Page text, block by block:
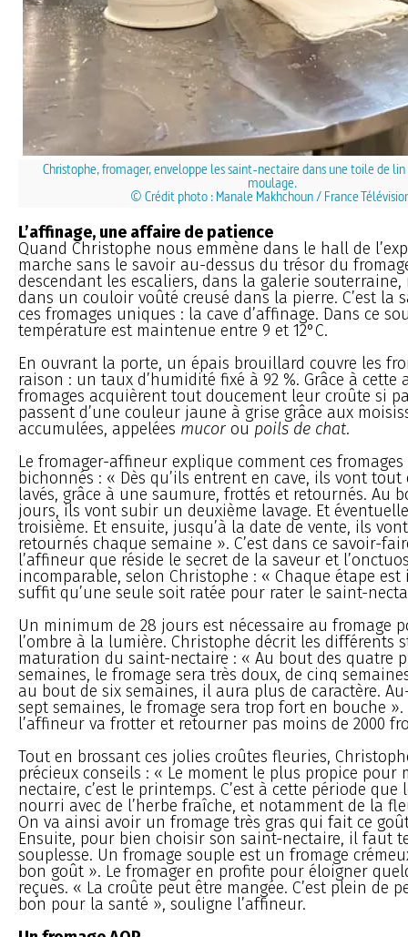
Christophe, fromager, enveloppe les saint-nectaire dans une toile de
moulage.
© Crédit photo : Manale Makhchoun / France
L’affinage, une affaire de patience
Quand Christophe nous emmène dans le hall de
marche sans le savoir au-dessus du trésor du
descendant les escaliers, dans la galerie
dans un couloir voûté creusé dans la pierre. C’est la
ces fromages uniques : la cave d’affinage. Dans ce
température est maintenue entre 9 et 12°C.
En ouvrant la porte, un épais brouillard couvre les
raison : un taux d’humidité fixé à 92 %. Grâce à cette
fromages acquièrent tout doucement leur croûte si
passent d’une couleur jaune à grise grâce aux
accumulées, appelées mucor ou poils de chat.
Le fromager-affineur explique comment ces
bichonnés : « Dès qu’ils entrent en cave, ils vont tout
lavés, grâce à une saumure, frottés et retournés. Au
jours, ils vont subir un deuxième lavage. Et
troisième. Et ensuite, jusqu’à la date de vente, ils
retournés chaque semaine ». C’est dans ce savoir-
l’affineur que réside le secret de la saveur et
incomparable, selon Christophe : « Chaque étape
suffit qu’une seule soit ratée pour rater le saint-
Un minimum de 28 jours est nécessaire au fromage
l’ombre à la lumière. Christophe décrit les différents
maturation du saint-nectaire : « Au bout des quatre
semaines, le fromage sera très doux, de cinq
au bout de six semaines, il aura plus de caractère.
sept semaines, le fromage sera trop fort en bouche
l’affineur va frotter et retourner pas moins de 2000
Tout en brossant ces jolies croûtes fleuries,
précieux conseils : « Le moment le plus propice pour
nectaire, c’est le printemps. C’est à cette période
nourri avec de l’herbe fraîche, et notamment de la
On va ainsi avoir un fromage très gras qui fait ce
Ensuite, pour bien choisir son saint-nectaire, il faut
souplesse. Un fromage souple est un fromage
bon goût ». Le fromager en profite pour éloigner
reçues. « La croûte peut être mangée. C’est plein de
bon pour la santé », souligne l’affineur.